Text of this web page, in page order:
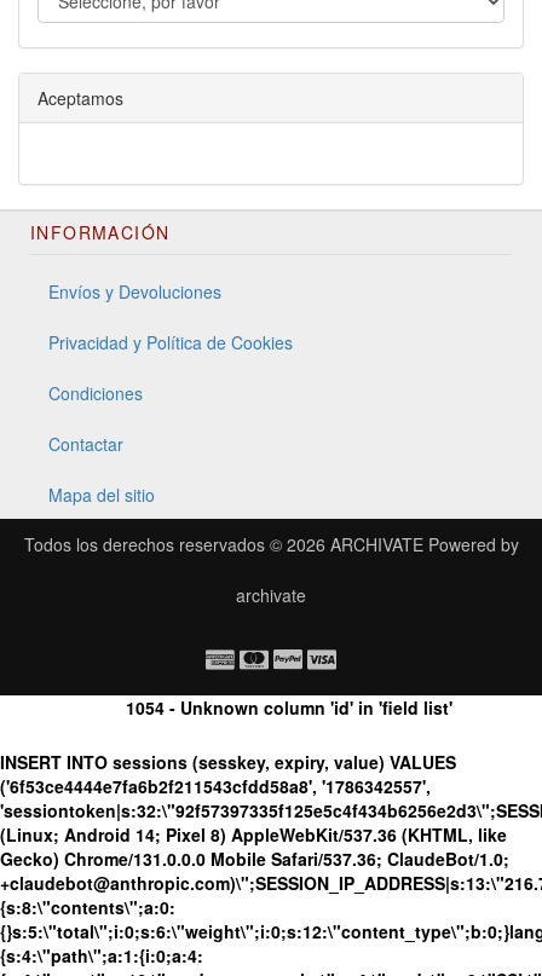
Aceptamos
INFORMACIÓN
Envíos y Devoluciones
Privacidad y Política de Cookies
Condiciones
Contactar
Mapa del sitio
Todos los derechos reservados © 2026 ARCHIVATEPowered by
archivate
1054 - Unknown column 'id' in 'field list'
INSERT INTO sessions (sesskey, expiry, value) VALUES
('6f53ce4444e7fa6b2f211543cfdd58a8', '1786342557',
(Linux; Android 14; Pixel 8) AppleWebKit/537.36 (KHTML, like
Gecko) Chrome/131.0.0.0 Mobile Safari/537.36; ClaudeBot/1.0;
{s:8:\"contents\";a:0:
{s:4:\"path\";a:1:{i:0;a:4: